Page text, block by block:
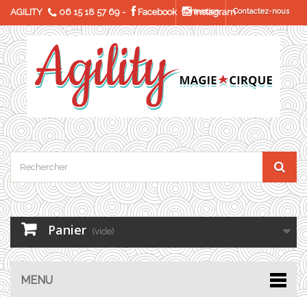
AGILITY 06 15 18 57 69 - Facebook InstagramContactez-nous
Connexion
Panier (vide)
MENU